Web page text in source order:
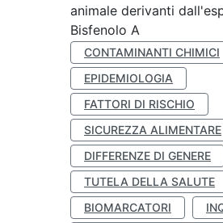
animale derivanti
Bisfenolo A
CONTAMINANTI CHIMICI
EPIDEMIOLOGIA
FATTORI DI RISCHIO
SICUREZZA ALIMENTARE
DIFFERENZE DI GENERE
TUTELA DELLA SALUTE
BIOMARCATORI